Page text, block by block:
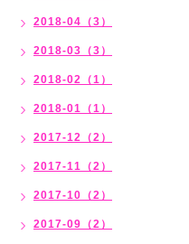
2018-04（3）
2018-03（3）
2018-02（1）
2018-01（1）
2017-12（2）
2017-11（2）
2017-10（2）
2017-09（2）